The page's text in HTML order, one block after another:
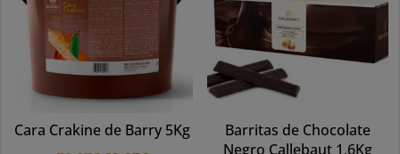
Cara Crakine de Barry 5Kg
Barritas de Chocolate
Negro Callebaut 1,6Kg